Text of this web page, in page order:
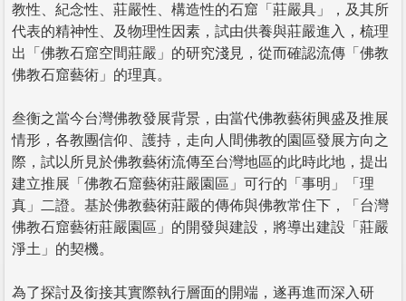
教性、紀念性、莊嚴性、構造性的石窟「莊嚴具」，及其所
代表的精神性、及物理性因素，試由供養與莊嚴進入，梳理
出「佛教石窟空間莊嚴」的研究淺見，從而確認流傳「佛教
佛教石窟藝術」的理真。
叁衡之當今台灣佛教發展背景，由當代佛教藝術興盛及推展
情形，各教團信仰、護持，走向人間佛教的園區發展方向之
際，試以所見於佛教藝術流傳至台灣地區的此時此地，提出
建立推展「佛教石窟藝術莊嚴園區」可行的「事明」「理
真」二證。基於佛教藝術莊嚴的傳佈與佛教常住下，「台灣
佛教石窟藝術莊嚴園區」的開發與建設，將導出建設「莊嚴
淨土」的契機。
為了探討及銜接其實際執行層面的開端，遂再進而深入研